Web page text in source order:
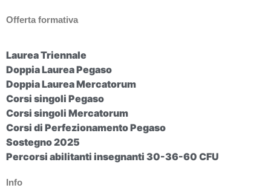
Offerta formativa
Laurea Triennale
Doppia Laurea Pegaso
Doppia Laurea Mercatorum
Corsi singoli Pegaso
Corsi singoli Mercatorum
Corsi di Perfezionamento Pegaso
Sostegno 2025
Percorsi abilitanti insegnanti 30-36-60 CFU
Info